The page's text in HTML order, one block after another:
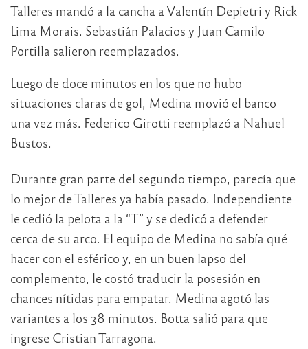
Talleres mandó a la cancha a Valentín Depietri y Rick
Lima Morais. Sebastián Palacios y Juan Camilo
Portilla salieron reemplazados.
Luego de doce minutos en los que no hubo
situaciones claras de gol, Medina movió el banco
una vez más. Federico Girotti reemplazó a Nahuel
Bustos.
Durante gran parte del segundo tiempo, parecía que
lo mejor de Talleres ya había pasado. Independiente
le cedió la pelota a la “T” y se dedicó a defender
cerca de su arco. El equipo de Medina no sabía qué
hacer con el esférico y, en un buen lapso del
complemento, le costó traducir la posesión en
chances nítidas para empatar. Medina agotó las
variantes a los 38 minutos. Botta salió para que
ingrese Cristian Tarragona.